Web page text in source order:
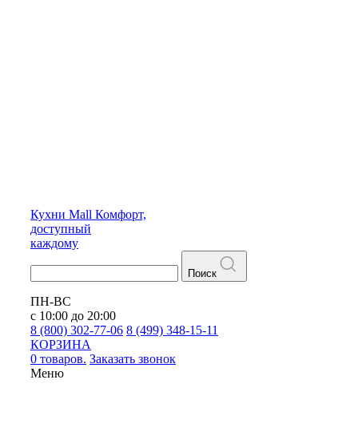
Кухни Mall Комфорт,
доступный
каждому
Поиск
ПН-ВС
с 10:00 до 20:00
8 (800) 302-77-06 8 (499) 348-15-11
КОРЗИНА
0 товаров. Заказать звонок
Меню